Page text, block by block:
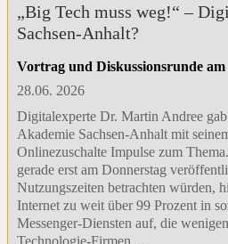
„Big Tech muss weg!“ –
Sachsen-Anhalt?
Vortrag und Diskussionsrunde am
28.06. 2026
Digitalexperte Dr. Martin Andree
Akademie Sachsen-Anhalt mit
Onlinezuschalte Impulse zum
gerade erst am Donnerstag
Nutzungszeiten betrachten würden,
Internet zu weit über 99 Prozent in
Messenger-Diensten auf, die
Technologie-Firmen…